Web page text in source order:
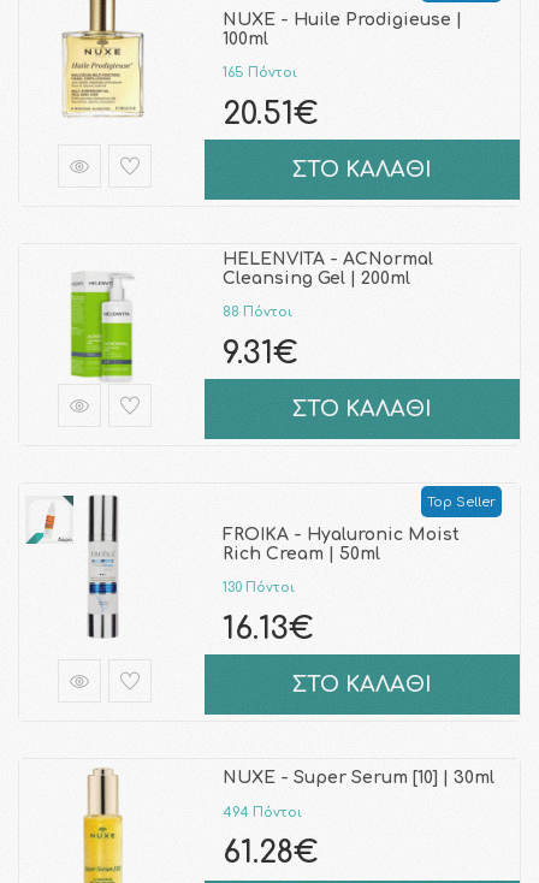
NUXE - Huile Prodigieuse |
100ml
165 Πόντοι
20.51€
ΣΤΟ ΚΑΛΑΘΙ
HELENVITA - ACNormal
Cleansing Gel | 200ml
88 Πόντοι
9.31€
ΣΤΟ ΚΑΛΑΘΙ
Top Seller
FROIKA - Hyaluronic Moist
Rich Cream | 50ml
130 Πόντοι
16.13€
ΣΤΟ ΚΑΛΑΘΙ
NUXE - Super Serum [10] | 30ml
494 Πόντοι
61.28€